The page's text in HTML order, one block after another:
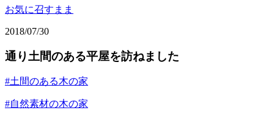
お気に召すまま
2018/07/30
通り土間のある平屋を訪ねました
#土間のある木の家
#自然素材の木の家